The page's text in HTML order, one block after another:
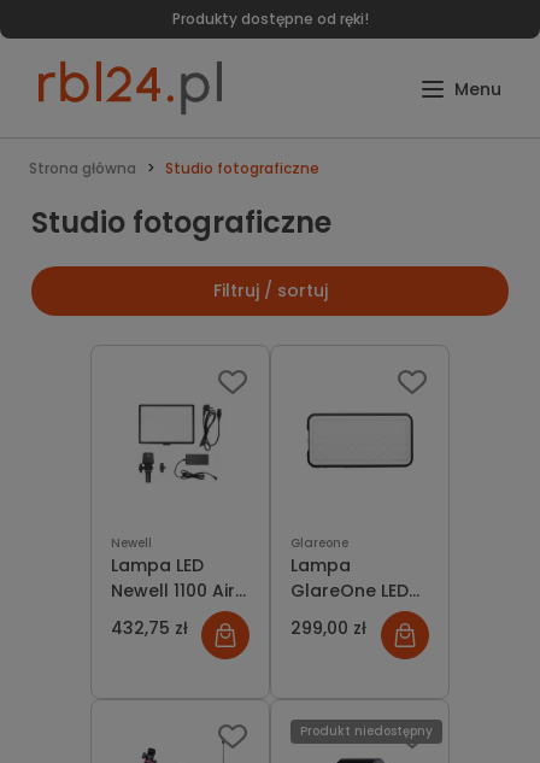
Szybka wysyłka zakupionych produktów - 24h
Strona główna Studio fotograficzne
Studio fotograficzne
Filtruj / sortuj
Newell
Lampa LED
Newell 1100 Air
Bicolor 3200-
5600K +
432,75 zł
Glareone
Lampa
GlareOne LED
Panel 10 RGB
299,00 zł
Produkt niedostępny